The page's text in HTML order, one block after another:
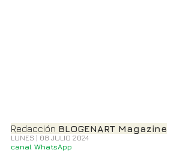
Redacción BLOGENART Magazine
LUNES | 08 JULIO 2024
canal WhatsApp